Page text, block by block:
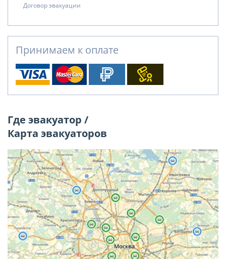
Договор эвакуации
Принимаем к оплате
Где эвакуатор /
Карта эвакуаторов